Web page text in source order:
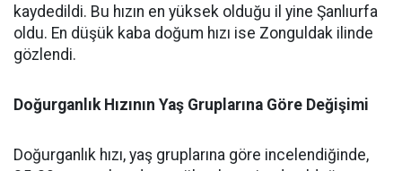
kaydedildi. Bu hızın en yüksek olduğu il yine Şanlıurfa
oldu. En düşük kaba doğum hızı ise Zonguldak ilinde
gözlendi.
Doğurganlık Hızının Yaş Gruplarına Göre Değişimi
Doğurganlık hızı, yaş gruplarına göre incelendiğinde,